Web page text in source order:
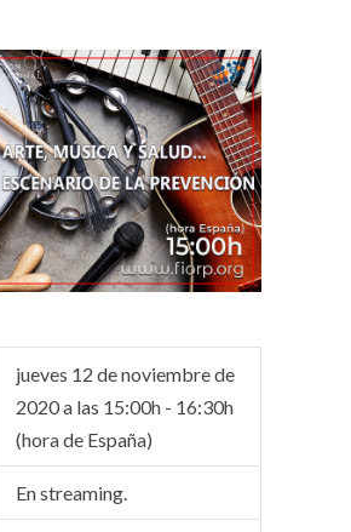
jueves 12 de noviembre de
2020 a las 15:00h - 16:30h
(hora de España)
En streaming.